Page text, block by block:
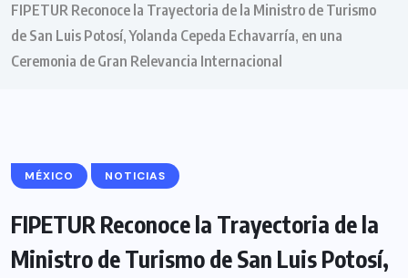
FIPETUR Reconoce la Trayectoria de la Ministro de Turismo
de San Luis Potosí, Yolanda Cepeda Echavarría, en una
Ceremonia de Gran Relevancia Internacional
MÉXICO NOTICIAS
FIPETUR Reconoce la Trayectoria de la
Ministro de Turismo de San Luis Potosí,